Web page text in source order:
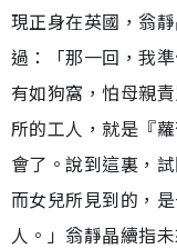
現正身在英國，翁
過：「那一回，我
有如狗窩，怕母親
所的工人，就是『
會了。說到這裏，
而女兒所見到的，
人。」翁靜晶續指